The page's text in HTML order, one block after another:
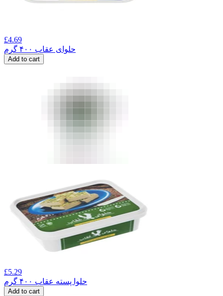
£4.69
حلوای عقاب ۴۰۰ گرم
Add to cart
£5.29
حلوا پسته عقاب ۴۰۰ گرم
Add to cart